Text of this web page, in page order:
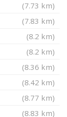
(7.73 km)
(7.83 km)
(8.2 km)
(8.2 km)
(8.36 km)
(8.42 km)
(8.77 km)
(8.83 km)